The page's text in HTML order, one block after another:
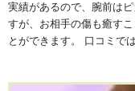
実績があるので、腕前は
すが、お相手の傷も癒す
とができます。 口コミで